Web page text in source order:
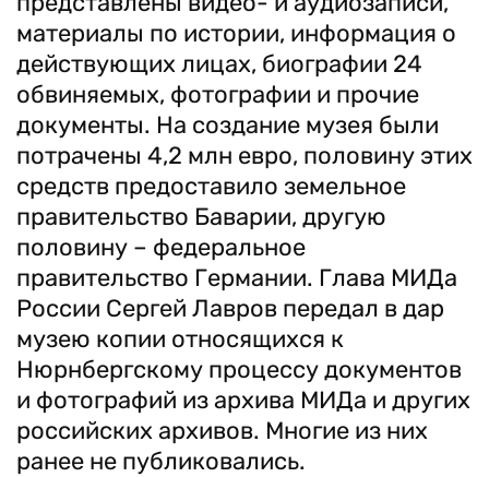
материалы по истории, информация о
действующих лицах, биографии 24
обвиняемых, фотографии и прочие
документы. На создание музея были
потрачены 4,2 млн евро, половину этих
средств предоставило земельное
правительство Баварии, другую
половину – федеральное
правительство Германии. Глава МИДа
России Сергей Лавров передал в дар
музею копии относящихся к
Нюрнбергскому процессу документов
и фотографий из архива МИДа и других
российских архивов. Многие из них
ранее не публиковались.